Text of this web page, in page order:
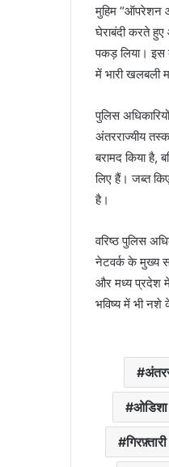
मुहिम “ऑपरेशन
घेराबंदी करते
पकड़ लिया। इस
में भारी खलबली
पुलिस
अंतरराज्यीय
बरामद किया है,
लिए हैं। जब्त
है।
वरिष्ठ पुलिस
नेटवर्क के मुख्य
और मध्य प्रदेश
भविष्य में भी नशे
ओडिशा
गिरफ़्तारी